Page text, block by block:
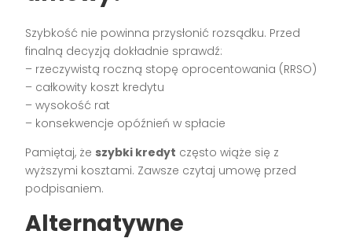
Szybkość nie powinna przysłonić rozsądku. Przed
finalną decyzją dokładnie sprawdź:
– rzeczywistą roczną stopę oprocentowania (RRSO)
– całkowity koszt kredytu
– wysokość rat
– konsekwencje opóźnień w spłacie
Pamiętaj, że szybki kredyt często wiąże się z
wyższymi kosztami. Zawsze czytaj umowę przed
podpisaniem.
Alternatywne